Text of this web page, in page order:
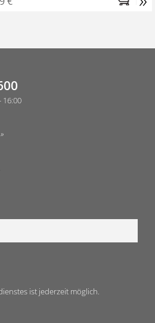
16:00
ist jederzeit möglich.